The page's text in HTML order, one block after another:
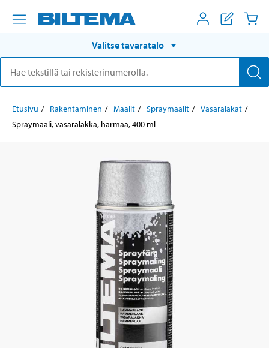
Valitse tavaratalo
Etusivu Rakentaminen Maalit Spraymaalit
Vasaralakat
Spraymaali, vasaralakka, harmaa, 400 ml